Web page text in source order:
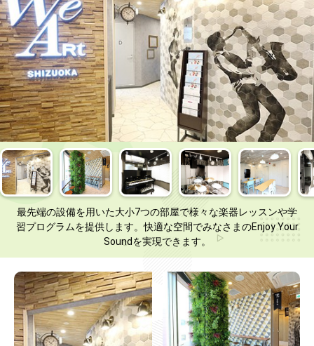
最先端の設備を用いた大小7つの部屋で様々な楽器レッスンや学
習プログラムを提供します。快適な空間でみなさまのEnjoy Your
Soundを実現できます。